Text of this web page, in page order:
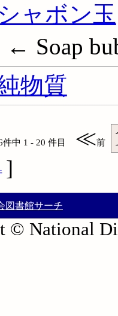
シャボン玉
← Soap
物質
件中 1 - 20 件目 ≪前
]
図書館サーチ
© National